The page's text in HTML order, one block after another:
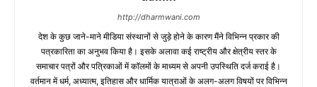
http://dharmwani.com
देश के कुछ जाने-माने मीडिया संस्थानों से जुड़े होने के कारण मैंने विभिन्न प्रकार की
पत्रकारिता का अनुभव किया है। इसके अलावा कई राष्ट्रीय और क्षेत्रीय स्तर के
समाचार पत्रों और पत्रिकाओं में काॅलमों के माध्यम से अपनी उपस्थिति दर्ज कराई है।
वर्तमान में धर्म, अध्यात्म, इतिहास और धार्मिक यात्राओं के अलग-अलग विषयों पर विभिन्न